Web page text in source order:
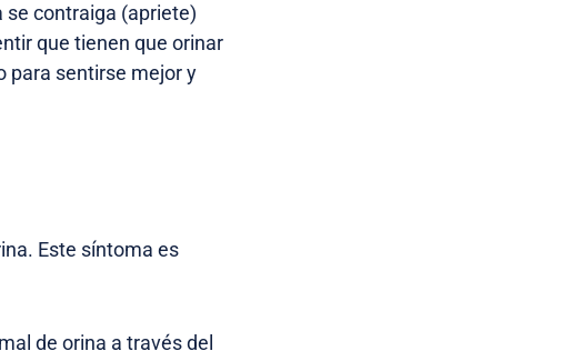
se contraiga (apriete)
que tienen que orinar
para sentirse mejor y
Este síntoma es
de orina a través del